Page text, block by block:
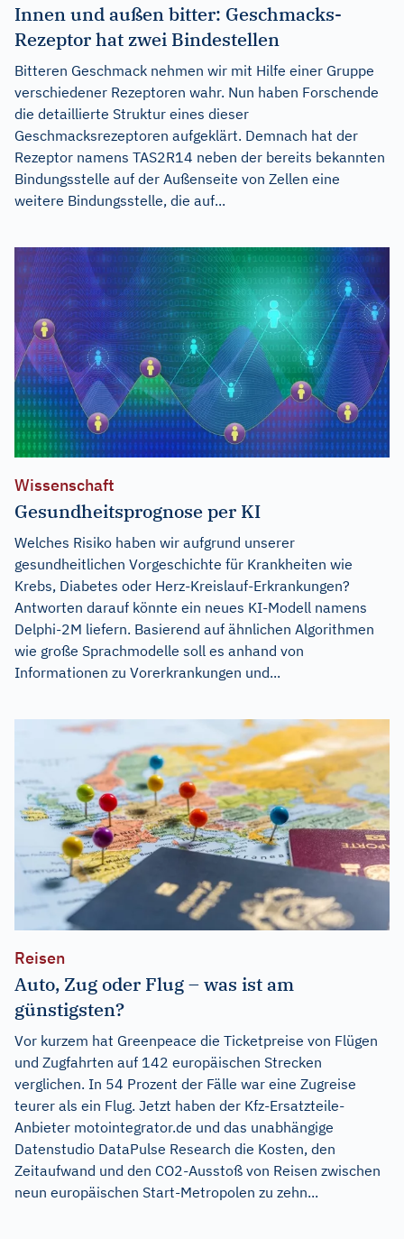
Innen und außen bitter: Geschmacks-
Rezeptor hat zwei Bindestellen
Bitteren Geschmack nehmen wir mit Hilfe einer Gruppe
verschiedener Rezeptoren wahr. Nun haben Forschende
die detaillierte Struktur eines dieser
Geschmacksrezeptoren aufgeklärt. Demnach hat der
Rezeptor namens TAS2R14 neben der bereits bekannten
Bindungsstelle auf der Außenseite von Zellen eine
weitere Bindungsstelle, die auf...
Wissenschaft
Gesundheitsprognose per KI
Welches Risiko haben wir aufgrund unserer
gesundheitlichen Vorgeschichte für Krankheiten wie
Krebs, Diabetes oder Herz-Kreislauf-Erkrankungen?
Antworten darauf könnte ein neues KI-Modell namens
Delphi-2M liefern. Basierend auf ähnlichen Algorithmen
wie große Sprachmodelle soll es anhand von
Informationen zu Vorerkrankungen und...
Reisen
Auto, Zug oder Flug – was ist am
günstigsten?
Vor kurzem hat Greenpeace die Ticketpreise von Flügen
und Zugfahrten auf 142 europäischen Strecken
verglichen. In 54 Prozent der Fälle war eine Zugreise
teurer als ein Flug. Jetzt haben der Kfz-Ersatzteile-
Anbieter motointegrator.de und das unabhängige
Datenstudio DataPulse Research die Kosten, den
Zeitaufwand und den CO2-Ausstoß von Reisen zwischen
neun europäischen Start-Metropolen zu zehn...